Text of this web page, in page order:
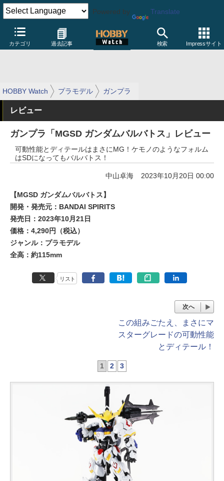
Powered by Translate
カテゴリ 過去記事 検索 Impressサイト
HOBBY Watch プラモデル ガンプラ
レビュー
ガンプラ「MGSD ガンダムバルバトス」レビュー
可動性能とディテールはまさにMG！ケモノのようなフォルム
はSDになってもバルバトス！
中山卓海 2023年10月20日 00:00
【MGSD ガンダムバルバトス】
開発・発売元：BANDAI SPIRITS
発売日：2023年10月21日
価格：4,290円（税込）
ジャンル：プラモデル
全高：約115mm
リスト
次へ
この組みごたえ、まさにマ
スターグレードの可動性能
とディテール！
1 2 3